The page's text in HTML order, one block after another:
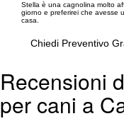
Stella è una cagnolina molto
giorno e preferirei che avesse
casa.
Chiedi Preventivo
Recensioni
per cani a